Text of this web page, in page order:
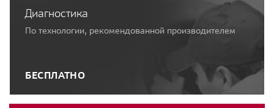
Диагностика
По технологии, рекомендованной производителем
БЕСПЛАТНО